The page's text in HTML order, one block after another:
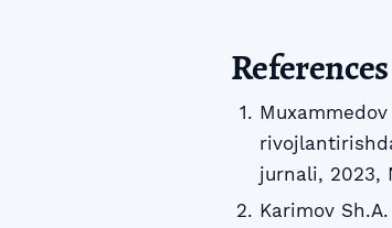
References
jurnali,
Karimov